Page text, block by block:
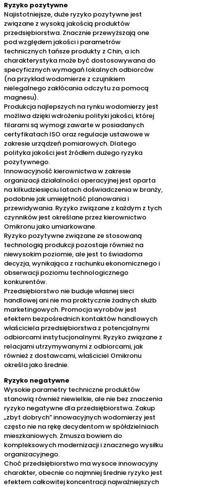
Ryzyko pozytywne
Najistotniejsze, duże ryzyko pozytywne jest
związane z wysoką jakością produktów
przedsiębiorstwa. Znacznie przewyższają one
pod względem jakości i parametrów
technicznych tańsze produkty z Chin, a ich
charakterystyka może być dostosowywana do
specyficznych wymagań lokalnych odbiorców
(na przykład wodomierze z czujnikiem
nielegalnego zakłócania odczytu za pomocą
magnesu).
Produkcja najlepszych na rynku wodomierzy jest
możliwa dzięki wdrożeniu polityki jakości, której
filarami są wymogi zawarte w posiadanych
certyfikatach ISO oraz regulacje ustawowe w
zakresie urządzeń pomiarowych. Dlatego
polityka jakości jest źródłem dużego ryzyka
pozytywnego.
Innowacyjność kierownictwa w zakresie
organizacji działalności operacyjnej jest oparta
na kilkudziesięciu latach doświadczenia w branży,
podobnie jak umiejętność planowania i
przewidywania. Ryzyko związane z każdym z tych
czynników jest określane przez kierownictwo
Omikronu jako umiarkowane.
Ryzyko pozytywne związane ze stosowaną
technologią produkcji pozostaje również na
niewysokim poziomie, ale jest to świadoma
decyzja, wynikająca z rachunku ekonomicznego i
obserwacji poziomu technologicznego
konkurentów.
Przedsiębiorstwo nie buduje własnej sieci
handlowej ani nie ma praktycznie żadnych służb
marketingowych. Promocja wyrobów jest
efektem bezpośrednich kontaktów handlowych
właściciela przedsiębiorstwa z potencjalnymi
odbiorcami instytucjonalnymi. Ryzyko związane z
relacjami utrzymywanymi z odbiorcami, jak
również z dostawcami, właściciel Omikronu
określa jako średnie.
Ryzyko negatywne
Wysokie parametry techniczne produktów
stanowią również niewielkie, ale nie bez znaczenia
ryzyko negatywne dla przedsiębiorstwa. Zakup
„zbyt dobrych” innowacyjnych wodomierzy jest
często nie na rękę decydentom w spółdzielniach
mieszkaniowych. Zmusza bowiem do
kompleksowych modernizacji i znacznego wysiłku
organizacyjnego.
Choć przedsiębiorstwo ma wysoce innowacyjny
charakter, obecnie co najmniej średnie ryzyko jest
efektem całkowitej koncentracji najważniejszych